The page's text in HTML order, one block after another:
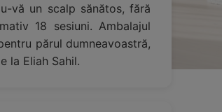
vă un scalp sănătos, fără
18 sesiuni. Ambalajul
părul dumneavoastră,
la Eliah Sahil.